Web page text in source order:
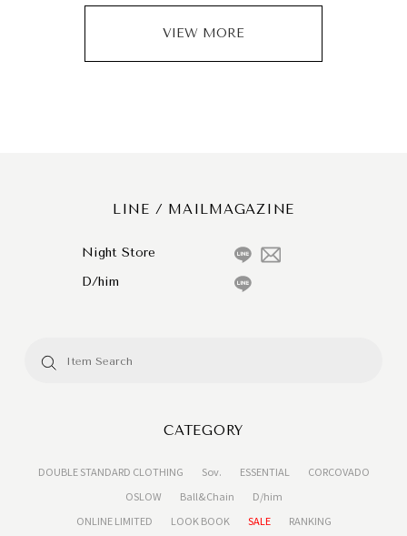
VIEW MORE
LINE / MAILMAGAZINE
Night Store
D/him
CATEGORY
DOUBLE STANDARD CLOTHING Sov. ESSENTIAL
CORCOVADO
OSLOW
Ball&Chain
D/him
ONLINE LIMITED
LOOK BOOK SALE
RANKING